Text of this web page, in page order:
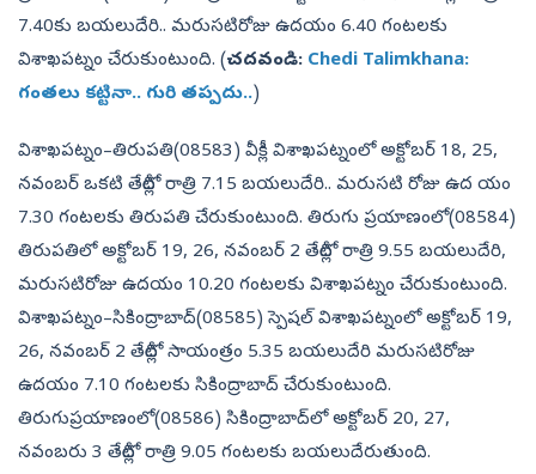
7.40కు బయలుదేరి.. మరుసటిరోజు ఉదయం 6.40 గంటలకు
విశాఖపట్నం చేరుకుంటుంది. (చదవండి: Chedi Talimkhana:
గంతలు కట్టినా.. గురి తప్పదు..)
విశాఖపట్నం–తిరుపతి(08583) వీక్లీ విశాఖపట్నంలో అక్టోబర్‌ 18, 25,
నవంబర్‌ ఒకటి తేదీల్లో రాత్రి 7.15 బయలుదేరి.. మరుసటి రోజు ఉద యం
7.30 గంటలకు తిరుపతి చేరుకుంటుంది. తిరుగు ప్రయాణంలో(08584)
తిరుపతిలో అక్టోబర్‌ 19, 26, నవంబర్‌ 2 తేదీల్లో రాత్రి 9.55 బయలుదేరి,
మరుసటిరోజు ఉదయం 10.20 గంటలకు విశాఖపట్నం చేరుకుంటుంది.
విశాఖపట్నం–సికింద్రాబాద్‌(08585) స్పెషల్‌ విశాఖపట్నంలో అక్టోబర్‌ 19,
26, నవంబర్‌ 2 తేదీల్లో సాయంత్రం 5.35 బయలుదేరి మరుసటిరోజు
ఉదయం 7.10 గంటలకు సికింద్రాబాద్‌ చేరుకుంటుంది.
తిరుగుప్రయాణంలో(08586) సికింద్రాబాద్‌లో అక్టోబర్‌ 20, 27,
నవంబరు 3 తేదీల్లో రాత్రి 9.05 గంటలకు బయలుదేరుతుంది.